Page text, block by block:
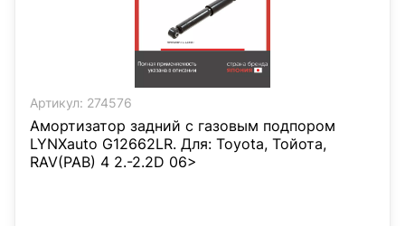
Артикул: 274576
Амортизатор задний с газовым подпором
LYNXauto G12662LR. Для: Toyota, Тойота,
RAV(РАВ) 4 2.-2.2D 06>